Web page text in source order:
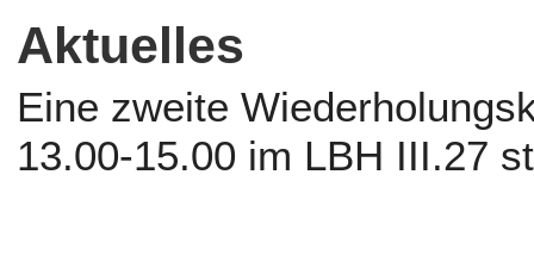
Aktuelles
Eine zweite
13.00-15.00 im LBH III.27